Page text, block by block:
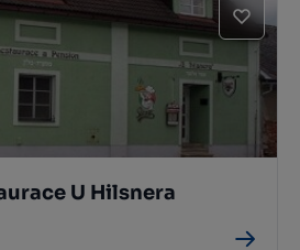
U Hilsnera